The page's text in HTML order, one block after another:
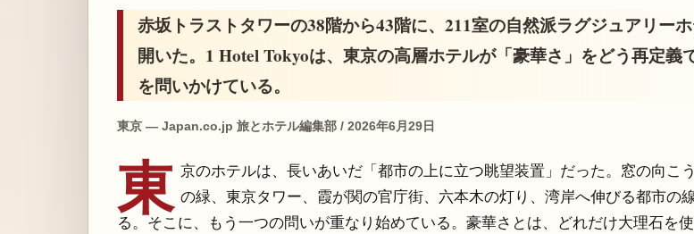
赤坂トラストタワーの38階から43階に、211室の自然派ラグジュアリー
開いた。1 Hotel Tokyoは、東京の高層ホテルが「豪華さ」をどう再定義
を問いかけている。
東京 — Japan.co.jp 旅とホテル編集部 / 2026年6月29日
東 京のホテルは、長いあいだ「都市の上に立つ眺望装置」だった。窓の向こ
の緑、東京タワー、霞が関の官庁街、六本木の灯り、湾岸へ伸びる都市の
る。そこに、もう一つの問いが重なり始めている。豪華さとは、どれだけ大理石を